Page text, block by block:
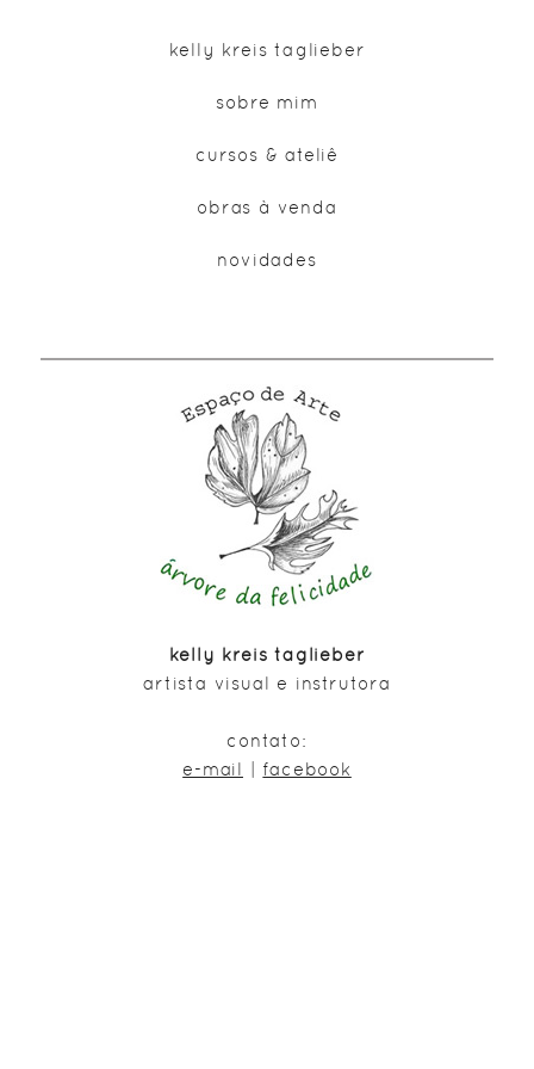
kelly kreis taglieber
sobre mim
cursos & ateliê
obras à venda
novidades
kelly kreis taglieber
artista visual e instrutora
contato:
e-mail
facebook